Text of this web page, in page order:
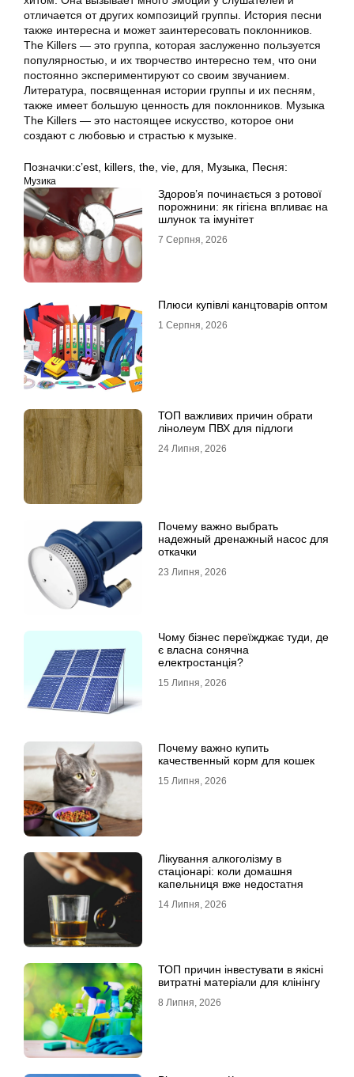
отличается от других композиций группы. История песни
также интересна и может заинтересовать поклонников.
The Killers — это группа, которая заслуженно пользуется
популярностью, и их творчество интересно тем, что они
постоянно экспериментируют со своим звучанием.
Литература, посвященная истории группы и их песням,
также имеет большую ценность для поклонников. Музыка
The Killers — это настоящее искусство, которое они
создают с любовью и страстью к музыке.
Позначки:c’est, killers, the, vie, для, Музыка, Песня:
Музика
Здоров’я починається з ротової
порожнини: як гігієна впливає на
шлунок та імунітет
7 Серпня, 2026
Плюси купівлі канцтоварів оптом
1 Серпня, 2026
ТОП важливих причин обрати
лінолеум ПВХ для підлоги
24 Липня, 2026
Почему важно выбрать
надежный дренажный насос для
откачки
23 Липня, 2026
Чому бізнес переїжджає туди, де
є власна сонячна
електростанція?
15 Липня, 2026
Почему важно купить
качественный корм для кошек
15 Липня, 2026
Лікування алкоголізму в
стаціонарі: коли домашня
капельниця вже недостатня
14 Липня, 2026
ТОП причин інвестувати в якісні
витратні матеріали для клінінгу
8 Липня, 2026